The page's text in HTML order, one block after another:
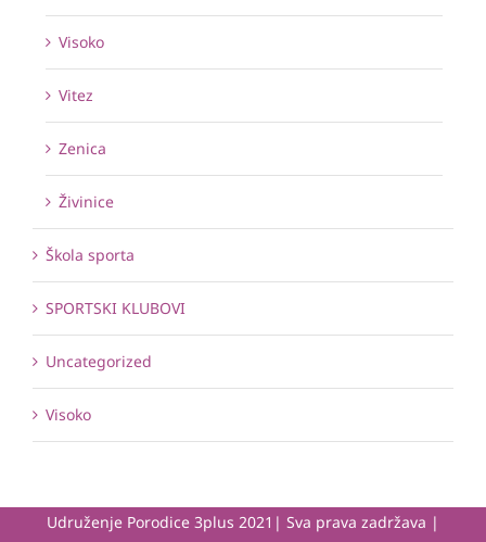
Visoko
Vitez
Zenica
Živinice
Škola sporta
SPORTSKI KLUBOVI
Uncategorized
Visoko
Udruženje Porodice 3plus 2021| Sva prava zadržava |